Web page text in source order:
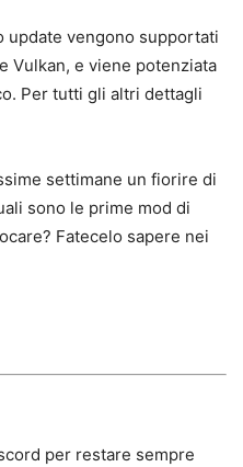
update vengono supportati
Vulkan, e viene potenziata
Per tutti gli altri dettagli
settimane un fiorire di
sono le prime mod di
Fatecelo sapere nei
per restare sempre